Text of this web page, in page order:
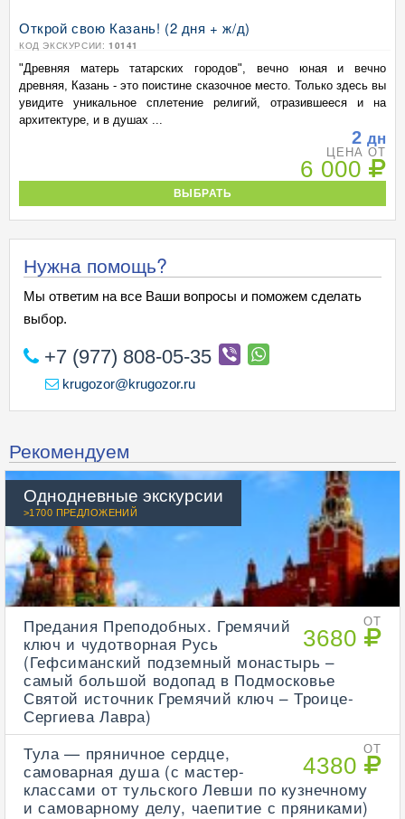
Открой свою Казань! (2 дня + ж/д)
КОД ЭКСКУРСИИ: 10141
"Древняя матерь татарских городов", вечно юная и вечно
древняя, Казань - это поистине сказочное место. Только здесь вы
увидите уникальное сплетение религий, отразившееся и на
архитектуре, и в душах ...
2 дн
ЦЕНА ОТ
6 000
ВЫБРАТЬ
Нужна помощь?
Мы ответим на все Ваши вопросы и поможем сделать
выбор.
+7 (977) 808-05-35
krugozor@krugozor.ru
Рекомендуем
Однодневные экскурсии
>1700 ПРЕДЛОЖЕНИЙ
ОТ
3680
Предания Преподобных. Гремячий
ключ и чудотворная Русь
(Гефсиманский подземный монастырь –
самый большой водопад в Подмосковье
Святой источник Гремячий ключ – Троице-
Сергиева Лавра)
ОТ
4380
Тула — пряничное сердце,
самоварная душа (с мастер-
классами от тульского Левши по кузнечному
и самоварному делу, чаепитие с пряниками)